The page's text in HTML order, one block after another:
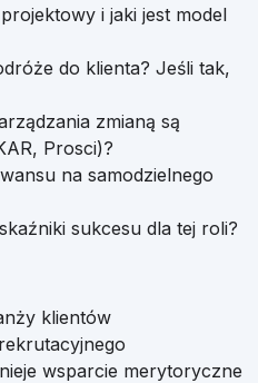
i jaki jest model
do klienta? Jeśli tak,
zmianą są
Prosci)?
na samodzielnego
sukcesu dla tej roli?
klientów
wsparcie merytoryczne